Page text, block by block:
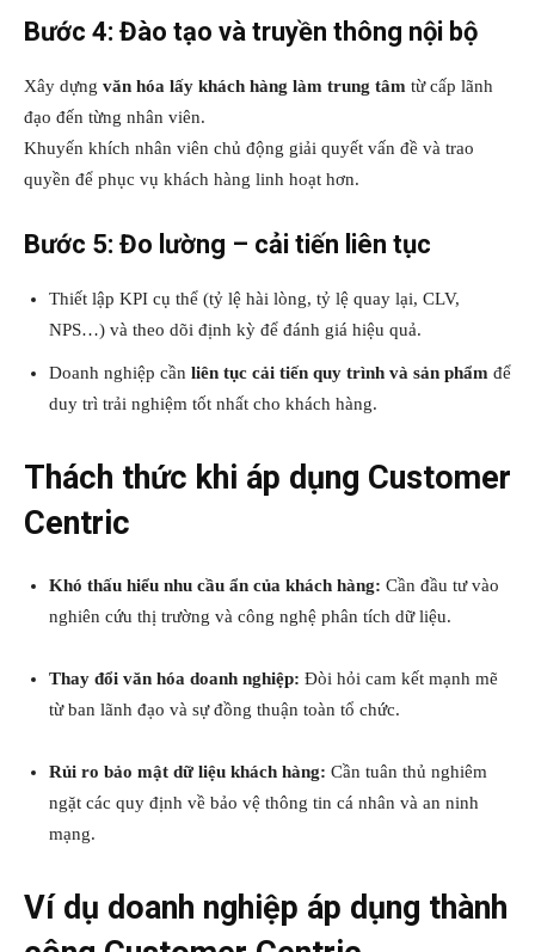
Bước 4: Đào tạo và truyền thông nội bộ
Xây dựng văn hóa lấy khách hàng làm trung tâm từ cấp lãnh
đạo đến từng nhân viên.
Khuyến khích nhân viên chủ động giải quyết vấn đề và trao
quyền để phục vụ khách hàng linh hoạt hơn.
Bước 5: Đo lường – cải tiến liên tục
Thiết lập KPI cụ thể (tỷ lệ hài lòng, tỷ lệ quay lại, CLV,
NPS…) và theo dõi định kỳ để đánh giá hiệu quả.
Doanh nghiệp cần liên tục cải tiến quy trình và sản phẩm để
duy trì trải nghiệm tốt nhất cho khách hàng.
Thách thức khi áp dụng Customer
Centric
Khó thấu hiểu nhu cầu ẩn của khách hàng: Cần đầu tư vào
nghiên cứu thị trường và công nghệ phân tích dữ liệu.
Thay đổi văn hóa doanh nghiệp: Đòi hỏi cam kết mạnh mẽ
từ ban lãnh đạo và sự đồng thuận toàn tổ chức.
Rủi ro bảo mật dữ liệu khách hàng: Cần tuân thủ nghiêm
ngặt các quy định về bảo vệ thông tin cá nhân và an ninh
mạng.
Ví dụ doanh nghiệp áp dụng thành